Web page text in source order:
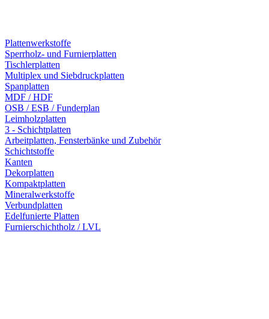
Plattenwerkstoffe
Sperrholz- und Furnierplatten
Tischlerplatten
Multiplex und Siebdruckplatten
Spanplatten
MDF / HDF
OSB / ESB / Funderplan
Leimholzplatten
3 - Schichtplatten
Arbeitplatten, Fensterbänke und Zubehör
Schichtstoffe
Kanten
Dekorplatten
Kompaktplatten
Mineralwerkstoffe
Verbundplatten
Edelfunierte Platten
Furnierschichtholz / LVL